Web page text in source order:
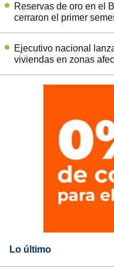
Reservas de oro en el
cerraron el primer
Ejecutivo nacional
viviendas en zonas
Lo último